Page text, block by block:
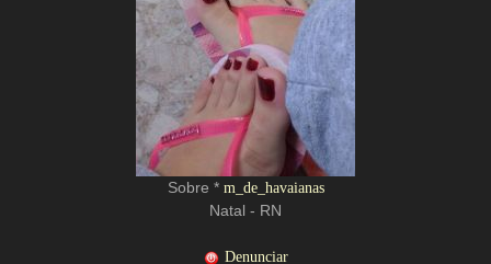
Sobre * m_de_havaianas
Natal - RN
Denunciar